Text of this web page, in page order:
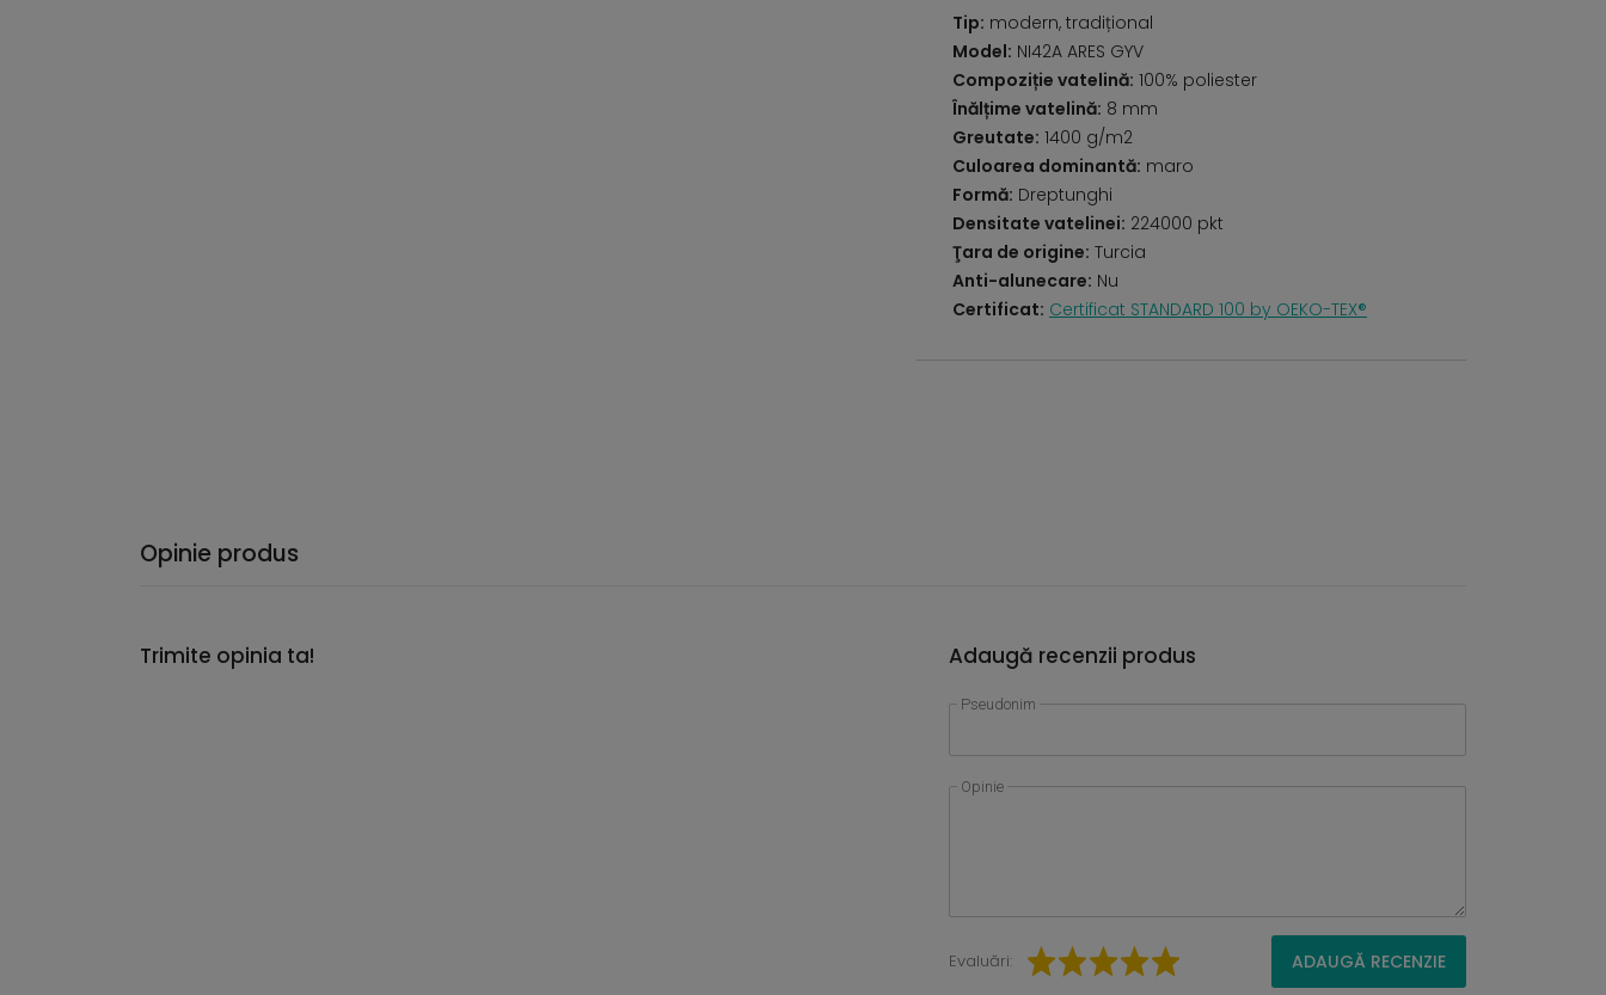
Tip: modern, tradițional
Model: NI42A ARES GYV
Compoziție vatelină: 100% poliester
Înălțime vatelină: 8 mm
Greutate: 1400 g/m2
Culoarea dominantă: maro
Formă: Dreptunghi
Densitate vatelinei: 224000 pkt
Ţara de origine: Turcia
Anti-alunecare: Nu
Certificat: Certificat STANDARD 100 by OEKO-TEX®
Opinie produs
Trimite opinia ta! Adaugă recenzii produs
Pseudonim
Opinie
Evaluări: ADAUGĂ RECENZIE